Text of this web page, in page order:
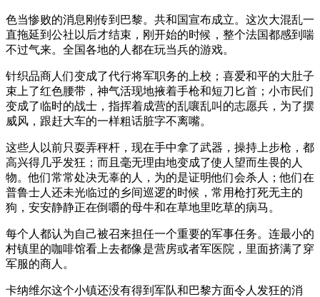
色当惨败的消息刚传到巴黎。共和国宣布成立。这次大混乱一
直拖延到公社以后才结束，刚开始的时候，整个法国都感到喘
不过气来。全国各地的人都在玩当兵的游戏。
针织品商人们变成了代行将军职务的上校；喜爱和平的大肚子
束上了红色腰带，神气活现地掖着手枪和短刀匕首；小市民们
变成了临时的战士，指挥着成营的乱嚷乱叫的志愿兵，为了摆
威风，跟赶大车的一样粗话脏字不离嘴。
这些人以前只耍弄秤杆，现在手中拿了武器，操持上步枪，都
高兴得几乎发狂；而且毫无理由地变成了使人望而生畏的人
物。他们常常处决无辜的人，为的是证明他们会杀人；他们在
普鲁士人还未光临过的乡间巡逻的时候，常用枪打死无主的
狗，安安静静正在倒嚼的母牛和在草地里吃草的病马。
每个人都认为自己被召来担任一个重要的军事任务。连最小的
村镇里的咖啡馆看上去都像是营房或者军医院，里面挤满了穿
军服的商人。
卡纳维尔这个小镇还没有得到军队和巴黎方面令人发狂的消